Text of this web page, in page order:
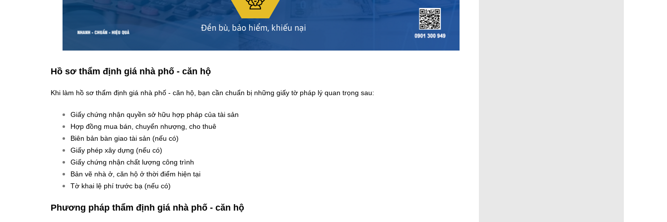
Hồ sơ thẩm định giá nhà phố - căn hộ
Khi làm hồ sơ thẩm định giá nhà phố - căn hộ, bạn cần chuẩn bị những giấy tờ pháp lý quan trọng sau:
Giấy chứng nhận quyền sở hữu hợp pháp của tài sản
Hợp đồng mua bán, chuyển nhượng, cho thuê
Biên bản bàn giao tài sản (nếu có)
Giấy phép xây dựng (nếu có)
Giấy chứng nhận chất lượng công trình
Bản vẽ nhà ở, căn hộ ở thời điểm hiện tại
Tờ khai lệ phí trước bạ (nếu có)
Phương pháp thẩm định giá nhà phố - căn hộ